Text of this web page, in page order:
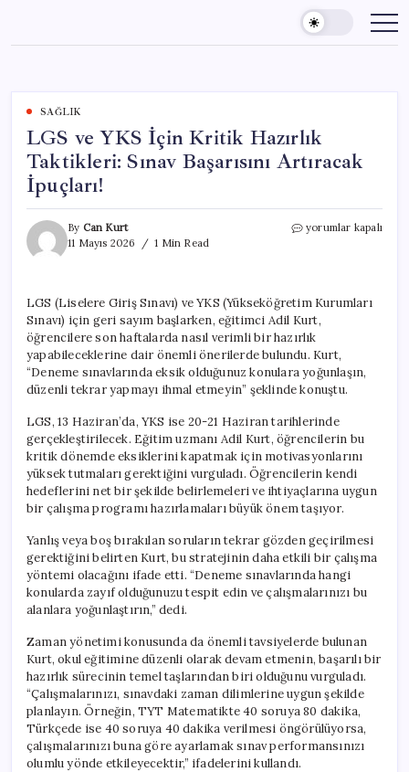
content
SAĞLIK
LGS ve YKS İçin Kritik Hazırlık
Taktikleri: Sınav Başarısını Artıracak
İpuçları!
By Can Kurt
11 Mayıs 2026
1 Min Read
LGS
Hazırlık
Taktikleri:
Sınav
Başarısını
Artıracak
İpuçları!
için
yorumlar kapalı
LGS (Liselere Giriş Sınavı) ve YKS (Yükseköğretim Kurumları
Sınavı) için geri sayım başlarken, eğitimci Adil Kurt,
öğrencilere son haftalarda nasıl verimli bir hazırlık
yapabileceklerine dair önemli önerilerde bulundu. Kurt,
“Deneme sınavlarında eksik olduğunuz konulara yoğunlaşın,
düzenli tekrar yapmayı ihmal etmeyin” şeklinde konuştu.
LGS, 13 Haziran’da, YKS ise 20-21 Haziran tarihlerinde
gerçekleştirilecek. Eğitim uzmanı Adil Kurt, öğrencilerin bu
kritik dönemde eksiklerini kapatmak için motivasyonlarını
yüksek tutmaları gerektiğini vurguladı. Öğrencilerin kendi
hedeflerini net bir şekilde belirlemeleri ve ihtiyaçlarına uygun
bir çalışma programı hazırlamaları büyük önem taşıyor.
Yanlış veya boş bırakılan soruların tekrar gözden geçirilmesi
gerektiğini belirten Kurt, bu stratejinin daha etkili bir çalışma
yöntemi olacağını ifade etti. “Deneme sınavlarında hangi
konularda zayıf olduğunuzu tespit edin ve çalışmalarınızı bu
alanlara yoğunlaştırın,” dedi.
Zaman yönetimi konusunda da önemli tavsiyelerde bulunan
Kurt, okul eğitimine düzenli olarak devam etmenin, başarılı bir
hazırlık sürecinin temel taşlarından biri olduğunu vurguladı.
“Çalışmalarınızı, sınavdaki zaman dilimlerine uygun şekilde
planlayın. Örneğin, TYT Matematikte 40 soruya 80 dakika,
Türkçede ise 40 soruya 40 dakika verilmesi öngörülüyorsa,
çalışmalarınızı buna göre ayarlamak sınav performansınızı
olumlu yönde etkileyecektir,” ifadelerini kullandı.